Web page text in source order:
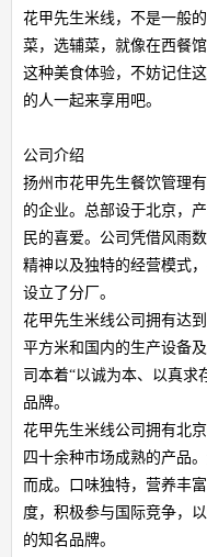
花甲先生米线，不是一般
菜，选辅菜，就像在西餐
这种美食体验，不妨记住
的人一起来享用吧。
公司介绍
扬州市花甲先生餐饮管理
的企业。总部设于北京，
民的喜爱。公司凭借风雨
精神以及独特的经营模式
设立了分厂。
花甲先生米线公司拥有达
平方米和国内的生产设备
司本着“以诚为本、以真求
品牌。
花甲先生米线公司拥有北
四十余种市场成熟的产品
而成。口味独特，营养丰
度，积极参与国际竞争，
的知名品牌。